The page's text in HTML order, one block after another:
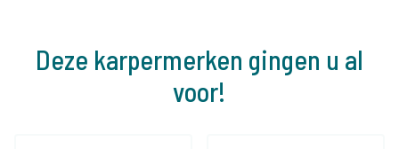
Deze karpermerken gingen u al
voor!